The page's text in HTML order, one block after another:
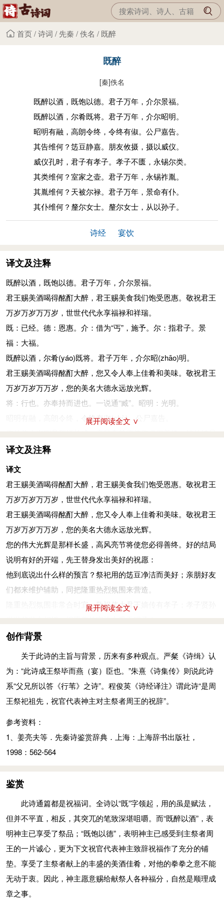
首页/诗词 / 先秦 /佚名 / 既醉
既醉
[秦]佚名
既醉以酒，既饱以德。君子万年，介尔景福。
既醉以酒，尔肴既将。君子万年，介尔昭明。
昭明有融，高朗令终，令终有俶。公尸嘉告。
其告维何？笾豆静嘉。朋友攸摄，摄以威仪。
威仪孔时，君子有孝子。孝子不匮，永锡尔类。
其类维何？室家之壶。君子万年，永锡祚胤。
其胤维何？天被尔禄。君子万年，景命有仆。
其仆维何？釐尔女士。釐尔女士，从以孙子。
诗经 宴饮
译文及注释
既醉以酒，既饱以德。君子万年，介尔景福。
君王赐美酒喝得酩酊大醉，君王赐美食我们饱受恩惠。敬祝君王
万岁万岁万万岁，世世代代永享福禄和祥瑞。
既：已经。德：恩惠。介：借为“丐”，施予。尔：指君子。景
福：大福。
既醉以酒，尔肴(yáo)既将。君子万年，介尔昭(zhāo)明。
君王赐美酒喝得酩酊大醉，您又令人奉上佳肴和美味。敬祝君王
万岁万岁万万岁，您的美名大德永远放光辉。
将：行也。亦奉持而进也。一说通“臧”。昭明：光明。
昭明有融，高朗令终，令终有俶(chù)。公尸嘉告。
说明有好的开端，先王替身发出美好的祝愿：
隆重热烈氛围非常合时宜，敬祝伟大君王嫡传有孝子；孝子贤孙
孔时：很好。匮：亏，竭。锡：同“赐”。类：属类。
其类维何？室家之壸(kǔn)。君子万年，永锡祚(zuò)胤 (yìn)。
您的家族领域到底有多大？王家深宫内的道路细又长。敬祝伟大
的君王万寿无疆，上天永赐您福禄远子孙旺！
壸：宫中之道，言深远而严肃也。引申为齐家。祚：福。胤：后
嗣。
其胤维何？天被尔禄。君子万年，景命有仆。
您的子孙后代将来怎么样？上天让他们遍享福禄富贵。敬祝君王
被：加。景命：大命，天命。仆：附。
上天授予的大命如何附随？上天赐予您有德行的嫔妃。上天赐予
您有德行的嫔妃，自有孝子贤孙世代永不亏！
釐：通“ 赉”。赐予。女士：女男，才女。又《郑笺》释为“女而有
士行者，谓生淑媛，使为之妃也”。从以：随之以。孙子：“子孙”
的倒文。
参考资料：
展开阅读全文 ∨
译文及注释
译文
君王赐美酒喝得酩酊大醉，君王赐美食我们饱受恩惠。敬祝君王
万岁万岁万万岁，世世代代永享福禄和祥瑞。
君王赐美酒喝得酩酊大醉，您又令人奉上佳肴和美味。敬祝君王
万岁万岁万万岁，您的美名大德永远放光辉。
您的伟大光辉是那样长盛，高风亮节将使您必得善终。好的结局
说明有好的开端，先王替身发出美好的祝愿：
他到底说出什么样的预言？祭祀用的笾豆净洁而美好；亲朋好友
们都来维护辅助，同把隆重热烈氛围来营造。
隆重热烈氛围非常合时宜，敬祝伟大君王嫡传有孝子；孝子贤孙
您的家族领域到底有多大？王家深宫内的道路细又长。敬祝伟大
注释
既：已经。
德：恩惠。
将：行也。亦奉持而进也。一说通“臧”。
昭明：光明。
有融：融融，盛长之貌。
令终：好的结果。
俶（chù）：始。
公尸：古代祭祀时以人装扮成祖先接受祭祀，这人就称“尸”，祖
先为君主诸侯，则称“公尸”。嘉告：好话，指祭祀时祝官代表尸
为主祭者致嘏辞（赐福之辞）。
展开阅读全文 ∨
创作背景
关于此诗的主旨与背景，历来有多种观点。严粲《诗缉》认
为：“此诗成王祭毕而燕（宴）臣也。”朱熹《诗集传》则说此诗
系“父兄所以答《行苇》之诗”。程俊英《诗经译注》谓此诗“是周
王祭祀祖先，祝官代表神主对主祭者周王的祝辞”。
参考资料：
1、姜亮夫等．先秦诗鉴赏辞典．上海：上海辞书出版社，
1998：562-564
鉴赏
此诗通篇都是祝福词。全诗以“既”字领起，用的虽是赋法，
但并不平直，相反，其突兀的笔致深堪咀嚼。而“既醉以酒”，表
明神主已享受了祭品；“既饱以德”，表明神主已感受到主祭者周
王的一片诚心，更为下文祝官代表神主致辞祝福作了充分的铺
垫。享受了主祭者献上的丰盛的美酒佳肴，对他的拳拳之意不能
无动于衷。因此，神主愿意赐给献祭人各种福分，自然是顺理成
章之事。